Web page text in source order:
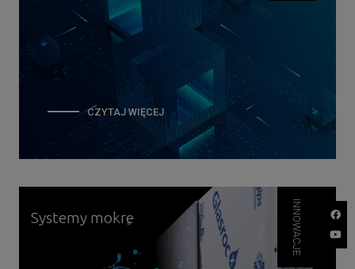
CZYTAJ WIĘCEJ
KALKULATOR
SYSTEMÓW
Systemy mokre INNOWACJE